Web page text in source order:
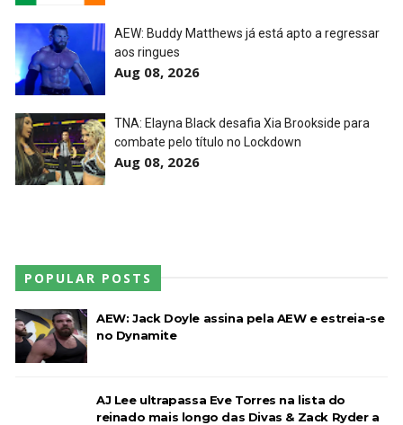
AEW Redemption 2026
Unknown-Jul 27 2026
WWE: Unreal Season 3
Unknown-Jul 26 2026
Dark Side of the Ring Season 7 Episode 4 “Necro
Butcher vs. Samoa Joe”
Unknown-Jul 26 2026
WWE Main Event, July 23, 2026
AEW: Buddy Matthews já está apto a regressar
aos ringues
Aug 08, 2026
TNA: Elayna Black desafia Xia Brookside para
combate pelo título no Lockdown
Aug 08, 2026
POPULAR POSTS
AEW: Jack Doyle assina pela AEW e estreia-se
no Dynamite
AJ Lee ultrapassa Eve Torres na lista do
reinado mais longo das Divas & Zack Ryder a